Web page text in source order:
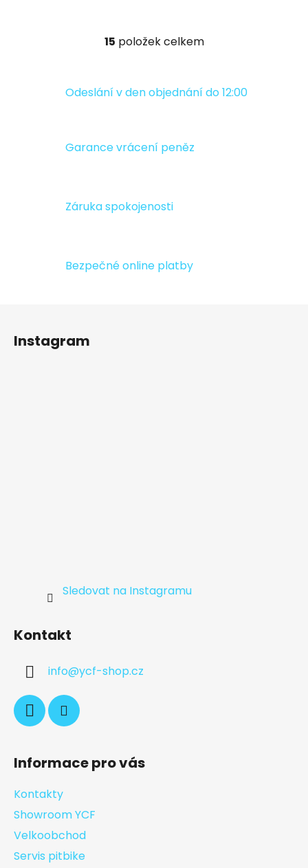
O
á
c
í
v
k
ý
p
15 položek celkem
Odeslání v den objednání do 12:00
Garance vrácení peněz
Záruka spokojenosti
Bezpečné online platby
Instagram
Sledovat na Instagramu
Kontakt
info@ycf-shop.cz
Informace pro vás
Kontakty
Showroom YCF
Velkoobchod
Servis pitbike